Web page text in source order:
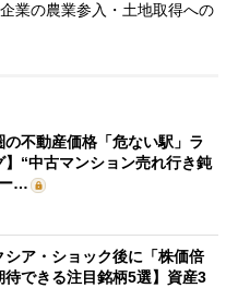
業の農業参入・土地取得への
の不動産価格「危ない駅」ラ
】“中古マンション売れ行き鈍
…
シア・ショック後に「株価倍
待できる注目銘柄5選】資産3